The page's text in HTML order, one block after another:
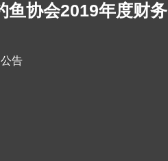
鱼协会2019年度财务
公告